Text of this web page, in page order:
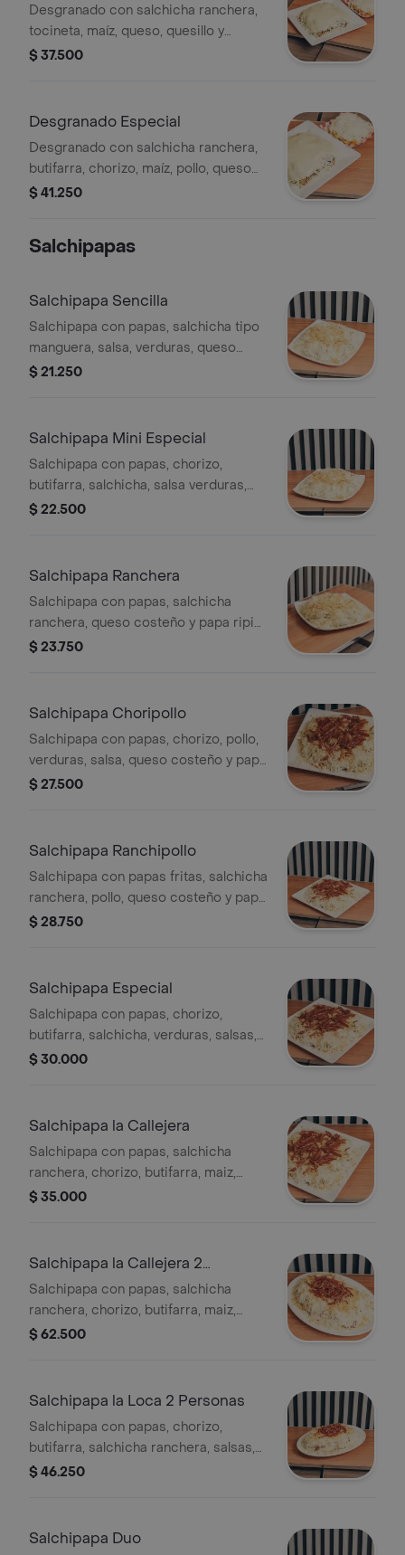
Desgranado con salchicha ranchera,
tocineta, maíz, queso, quesillo y
salsas. Cubierto con una capa de
$ 37.500
Desgranado Especial
Desgranado con salchicha ranchera,
butifarra, chorizo, maíz, pollo, queso
fundido, papa ripio, papa a la francesa
$ 41.250
Salchipapas
Salchipapa Sencilla
Salchipapa con papas, salchicha tipo
manguera, salsa, verduras, queso
costeño.
$ 21.250
Salchipapa Mini Especial
Salchipapa con papas, chorizo,
butifarra, salchicha, salsa verduras,
queso costeño
$ 22.500
Salchipapa Ranchera
Salchipapa con papas, salchicha
ranchera, queso costeño y papa ripio.
Incluye verduras y salsas.
$ 23.750
Salchipapa Choripollo
Salchipapa con papas, chorizo, pollo,
verduras, salsa, queso costeño y papa
ripio.
$ 27.500
Salchipapa Ranchipollo
Salchipapa con papas fritas, salchicha
ranchera, pollo, queso costeño y papa
ripio.
$ 28.750
Salchipapa Especial
Salchipapa con papas, chorizo,
butifarra, salchicha, verduras, salsas,
carne, pollo y papa ripio
$ 30.000
Salchipapa la Callejera
Salchipapa con papas, salchicha
ranchera, chorizo, butifarra, maiz,
carne, pollo, en trocites, verduras,
$ 35.000
Salchipapa la Callejera 2
Personas
Salchipapa con papas, salchicha
ranchera, chorizo, butifarra, maiz,
carne, pollo en trocitos, venduras,
$ 62.500
Salchipapa la Loca 2 Personas
Salchipapa con papas, chorizo,
butifarra, salchicha ranchera, salsas,
verduras, queso costeño papa ripio,
$ 46.250
Salchipapa Duo